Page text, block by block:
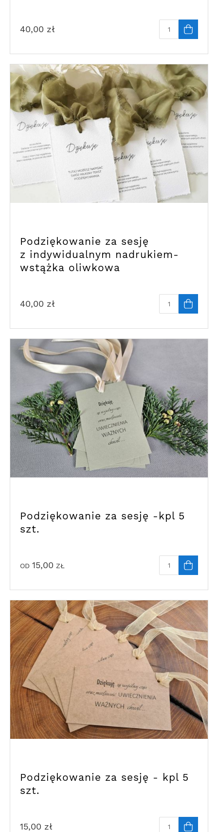
40,00 zł
Podziękowanie za sesję
z indywidualnym nadrukiem-
wstążka oliwkowa
40,00 zł
Podziękowanie za sesję -kpl 5
szt.
OD 15,00 ZŁ
Podziękowanie za sesję - kpl 5
szt.
15,00 zł